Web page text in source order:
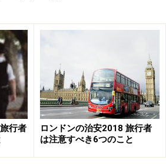
士のたしなみ
ート、ジャーミンストリートにある
に気を使うこと（グルーミング）が
のは、最近に始まったことではあ
ギリスで、平民の生まれながら、
伊達男としてのしあがったジョー
行者
ロンドンの治安2018 旅行者
は注意すべき6つのこと